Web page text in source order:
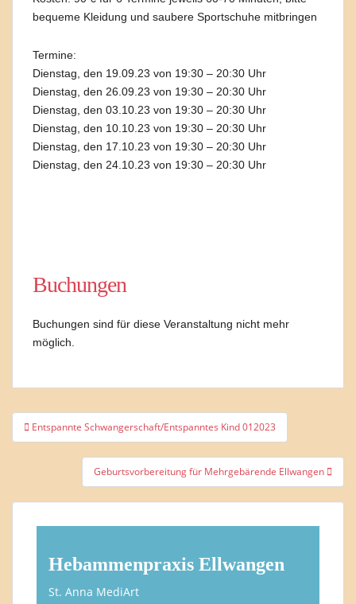
bequeme Kleidung und saubere Sportschuhe mitbringen
Termine:
Dienstag, den 19.09.23 von 19:30 – 20:30 Uhr
Dienstag, den 26.09.23 von 19:30 – 20:30 Uhr
Dienstag, den 03.10.23 von 19:30 – 20:30 Uhr
Dienstag, den 10.10.23 von 19:30 – 20:30 Uhr
Dienstag, den 17.10.23 von 19:30 – 20:30 Uhr
Dienstag, den 24.10.23 von 19:30 – 20:30 Uhr
Buchungen
Buchungen sind für diese Veranstaltung nicht mehr
möglich.
Beitragsnavigation
Entspannte Schwangerschaft/Entspanntes Kind 012023
Geburtsvorbereitung für Mehrgebärende Ellwangen
Hebammenpraxis Ellwangen
St. Anna MediArt